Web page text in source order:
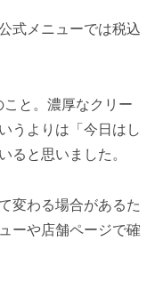
式メニューでは税込
と。濃厚なクリー
うよりは「今日はし
ると思いました。
変わる場合があるた
ーや店舗ページで確